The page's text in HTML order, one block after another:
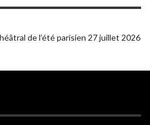
de l’été parisien 27 juillet 2026